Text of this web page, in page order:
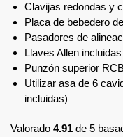
Clavijas redondas y
Placa de bebedero
Pasadores de
Llaves Allen incluidas
Punzón superior
Utilizar asa de 6
incluidas)
Valorado 4.91 de 5